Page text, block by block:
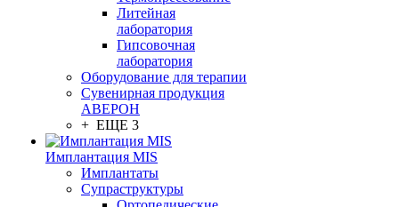
Литейная
лаборатория
Гипсовочная
лаборатория
Оборудование для терапии
Сувенирная продукция
АВЕРОН
+ ЕЩЕ 3
Имплантация MIS
Имплантаты
Супраструктуры